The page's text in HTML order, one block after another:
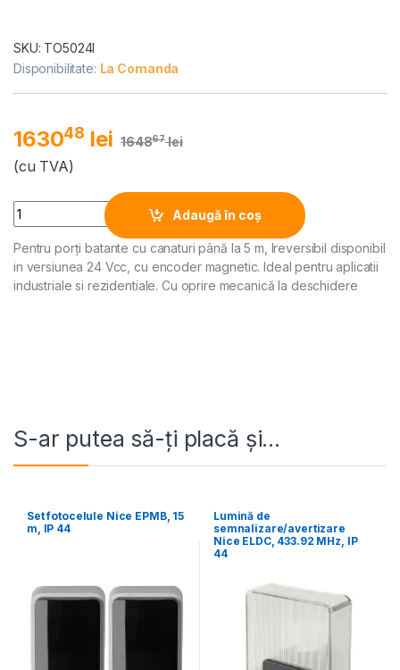
SKU: TO5024I
Disponibilitate: La Comanda
163048 lei 164867 lei
(cu TVA)
Quantity
Adaugă în coș
Pentru porți batante cu canaturi până la 5 m, Ireversibil disponibil
in versiunea 24 Vcc, cu encoder magnetic. Ideal pentru aplicatii
industriale si rezidentiale. Cu oprire mecanică la deschidere
S-ar putea să-ți placă și…
Set fotocelule Nice EPMB, 15
m, IP 44
Lumină de
semnalizare/avertizare
Nice ELDC, 433.92 MHz, IP
44